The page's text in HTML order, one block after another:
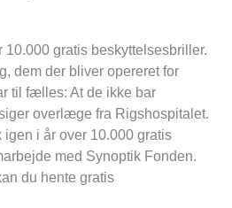
gratis beskyttelsesbriller.
dem der bliver opereret for
til fælles: At de ikke bar
overlæge fra Rigshospitalet.
igen i år over 10.000 gratis
med Synoptik Fonden.
du hente gratis